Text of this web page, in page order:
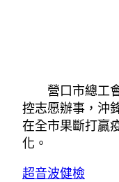
營口市總工會
控志愿辦事，沖
在全市果斷打贏
化。
超音波健檢